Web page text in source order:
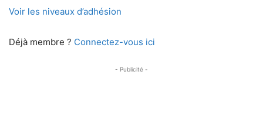
Voir les niveaux d’adhésion
Déjà membre ? Connectez-vous ici
- Publicité -